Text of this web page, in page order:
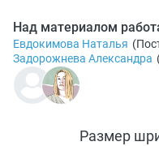
Над материалом
Евдокимова Наталья (
Задорожнева Александра
Размер